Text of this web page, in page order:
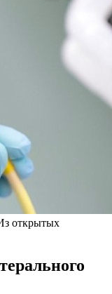
открытых